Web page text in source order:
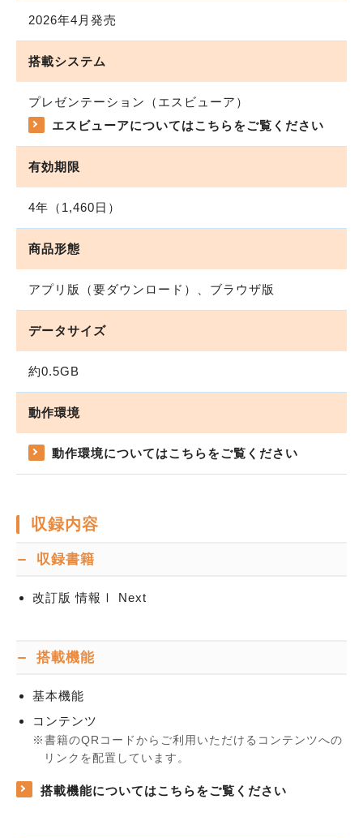
2026年4月発売
搭載システム
プレゼンテーション（エスビューア）
エスビューアについてはこちらをご覧ください
有効期限
4年（1,460日）
商品形態
アプリ版（要ダウンロード）、ブラウザ版
データサイズ
約0.5GB
動作環境
動作環境についてはこちらをご覧ください
収録内容
収録書籍
改訂版 情報Ⅰ Next
搭載機能
基本機能
コンテンツ
書籍のQRコードからご利用いただけるコンテンツへの
リンクを配置しています。
搭載機能についてはこちらをご覧ください